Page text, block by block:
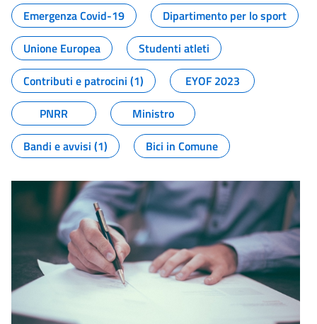
Emergenza Covid-19
Dipartimento per lo sport
Unione Europea
Studenti atleti
Contributi e patrocini (1)
EYOF 2023
PNRR
Ministro
Bandi e avvisi (1)
Bici in Comune